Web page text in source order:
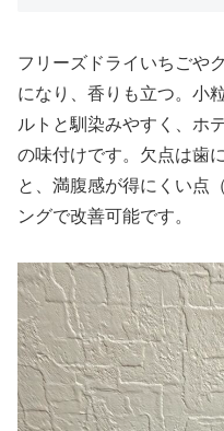
フリーズドライいちごや
になり、香りも立つ。小
ルトと馴染みやすく、ホ
の味付けです。欠点は歯
と、満腹感が得にくい点
ングで改善可能です。